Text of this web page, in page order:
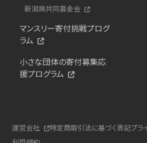
新潟県共同募金会
マンスリー寄付挑戦プログ
ラム
小さな団体の寄付募集応
援プログラム
運営会社 特定商取引法に基づく表記プラ